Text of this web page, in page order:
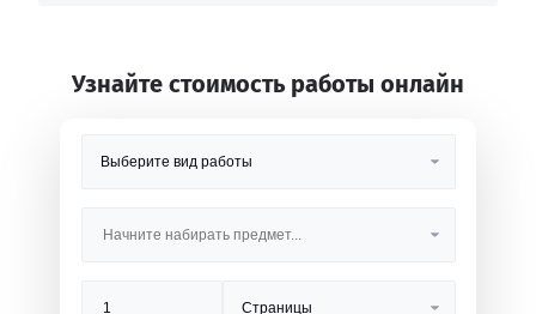
Узнайте стоимость работы онлайн